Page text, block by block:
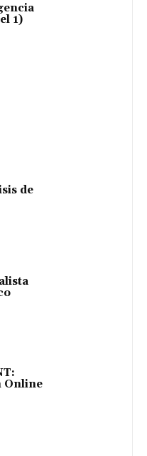
1)
de
Online